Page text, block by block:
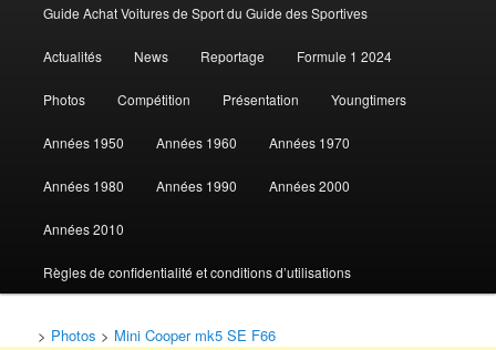
au
contenu
Guide Achat Voitures de Sport du Guide des Sportives
Actualités News Reportage Formule 1 2024
Photos Compétition Présentation Youngtimers
Années 1950 Années 1960 Années 1970
Années 1980 Années 1990 Années 2000
Années 2010
Règles de confidentialité et conditions d’utilisations
> Photos > Mini Cooper mk5 SE F66